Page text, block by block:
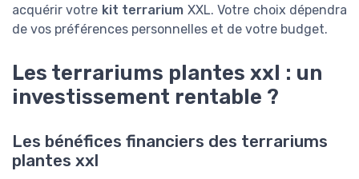
acquérir votre kit terrarium XXL. Votre choix dépendra
de vos préférences personnelles et de votre budget.
Les terrariums plantes xxl : un
investissement rentable ?
Les bénéfices financiers des terrariums
plantes xxl